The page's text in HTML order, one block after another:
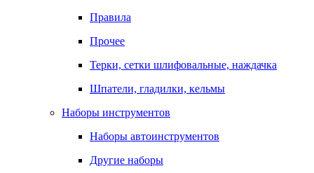
Правила
Прочее
Терки, сетки шлифовальные, наждачка
Шпатели, гладилки, кельмы
Наборы инструментов
Наборы автоинструментов
Другие наборы